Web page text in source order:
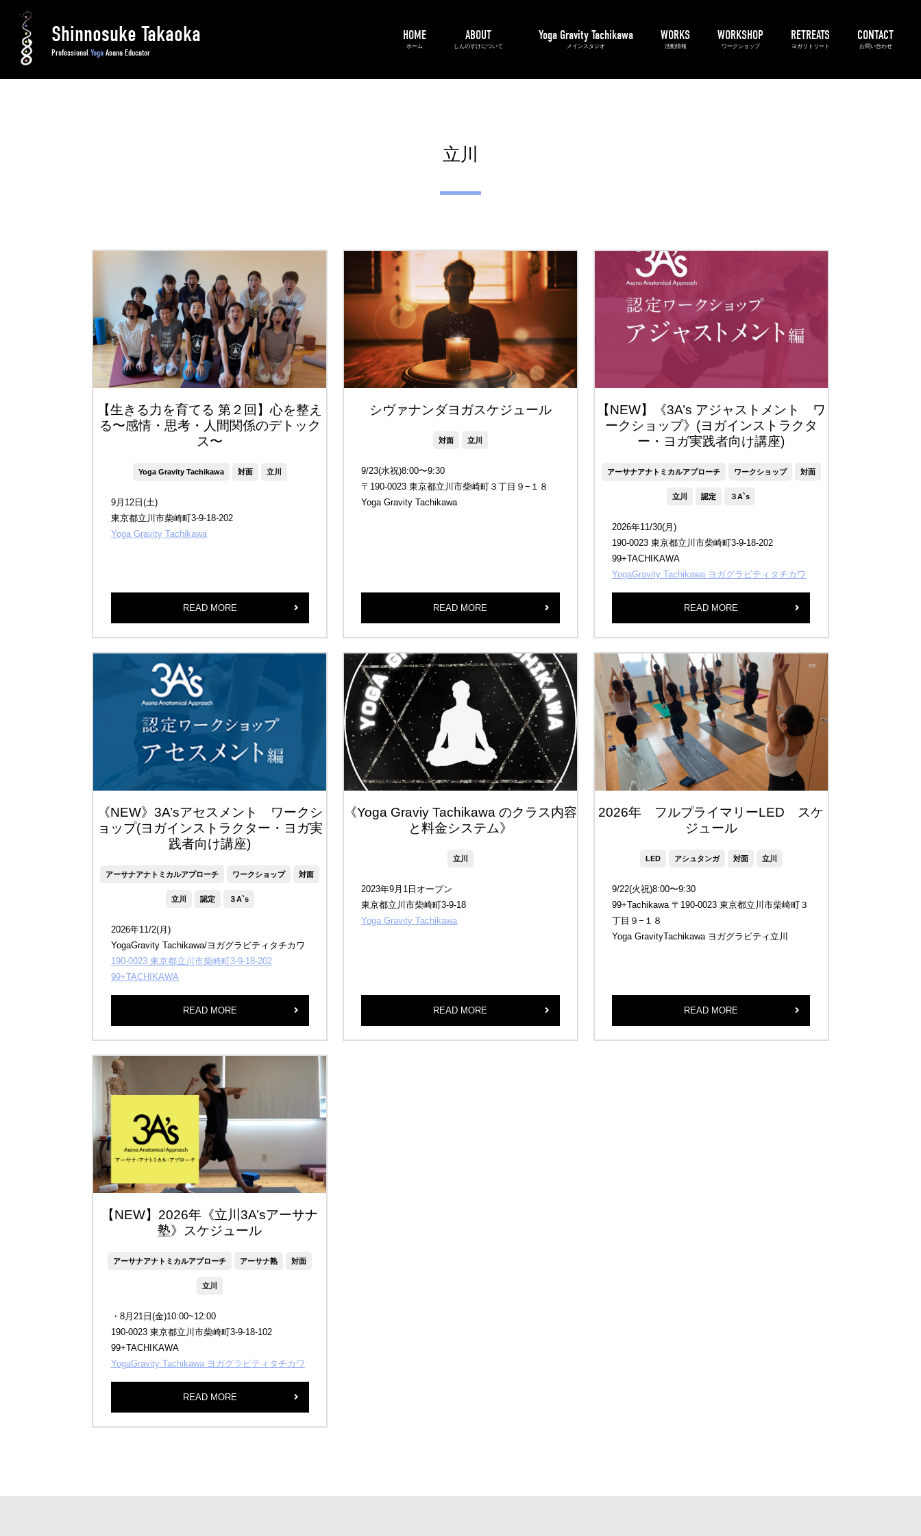
Shinnosuke Takaoka
Professional Yoga Asana Educator
HOME
ホーム
ABOUT
しんのすけについて
Yoga Gravity Tachikawa
メインスタジオ
WORKS
活動情報
WORKSHOP
ワークショップ
RETREATS
ヨガリトリート
CONTACT
お問い合わせ
立川
【生きる力を育てる 第２回】心を整え
る〜感情・思考・人間関係のデトック
ス〜
Yoga Gravity Tachikawa 対面 立川
9月12日(土)
東京都立川市柴崎町3-9-18-202
Yoga Gravity Tachikawa
READ MORE
シヴァナンダヨガスケジュール
対面 立川
9/23(水祝)8:00〜9:30
〒190-0023 東京都立川市柴崎町３丁目９−１８
Yoga Gravity Tachikawa
READ MORE
【NEW】《3A’s アジャストメント ワ
ークショップ》(ヨガインストラクタ
ー・ヨガ実践者向け講座)
アーサナアナトミカルアプローチ ワークショップ 対面
立川 認定 ３A`s
2026年11/30(月)
190-0023 東京都立川市柴崎町3-9-18-202
99+TACHIKAWA
YogaGravity Tachikawa ヨガグラビティタチカワ
READ MORE
《NEW》3A’sアセスメント ワークシ
ョップ(ヨガインストラクター・ヨガ実
践者向け講座)
アーサナアナトミカルアプローチ ワークショップ 対面
立川 認定 ３A`s
2026年11/2(月)
YogaGravity Tachikawa/ヨガグラビティタチカワ
190-0023 東京都立川市柴崎町3-9-18-202
99+TACHIKAWA
READ MORE
《Yoga Graviy Tachikawa のクラス内容
と料金システム》
立川
2023年9月1日オープン
東京都立川市柴崎町3-9-18
Yoga Gravity Tachikawa
READ MORE
2026年 フルプライマリーLED スケ
ジュール
LED アシュタンガ 対面 立川
9/22(火祝)8:00〜9:30
99+Tachikawa 〒190-0023 東京都立川市柴崎町３
丁目９−１８
Yoga GravityTachikawa ヨガグラビティ立川
READ MORE
【NEW】2026年《立川3A’sアーサナ
塾》スケジュール
アーサナアナトミカルアプローチ アーサナ熟 対面
立川
・8月21日(金)10:00~12:00
190-0023 東京都立川市柴崎町3-9-18-102
99+TACHIKAWA
YogaGravity Tachikawa ヨガグラビティタチカワ
READ MORE